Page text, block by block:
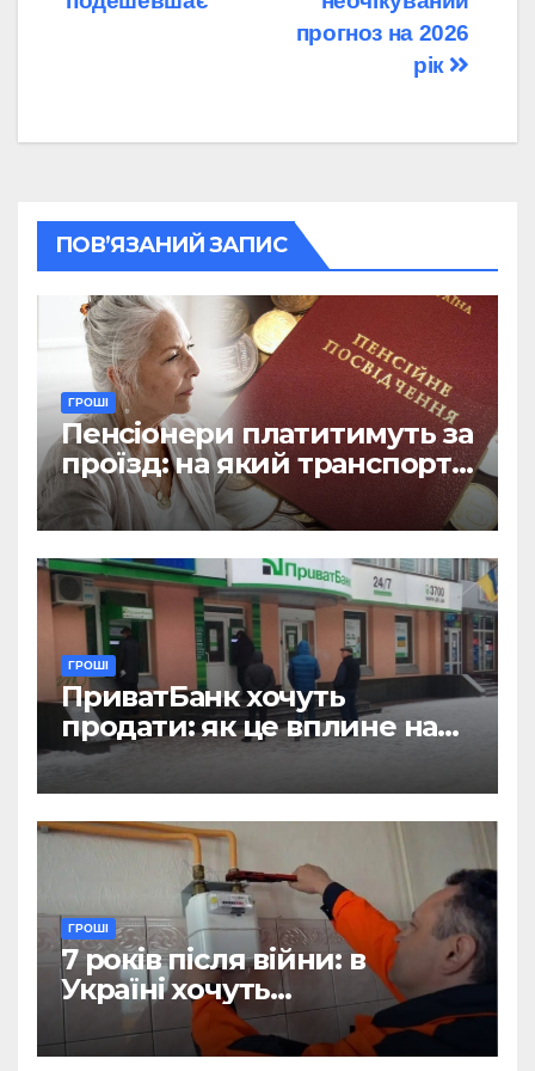
прогноз на 2026
рік
ПОВ’ЯЗАНИЙ ЗАПИС
ГРОШІ
Пенсіонери платитимуть за
проїзд: на який транспорт
не діятиме пільга
ГРОШІ
ПриватБанк хочуть
продати: як це вплине на
отримання зарплат, пенсій
і стипендій
ГРОШІ
7 років після війни: в
Україні хочуть
відтермінувати
встановлення лічильників